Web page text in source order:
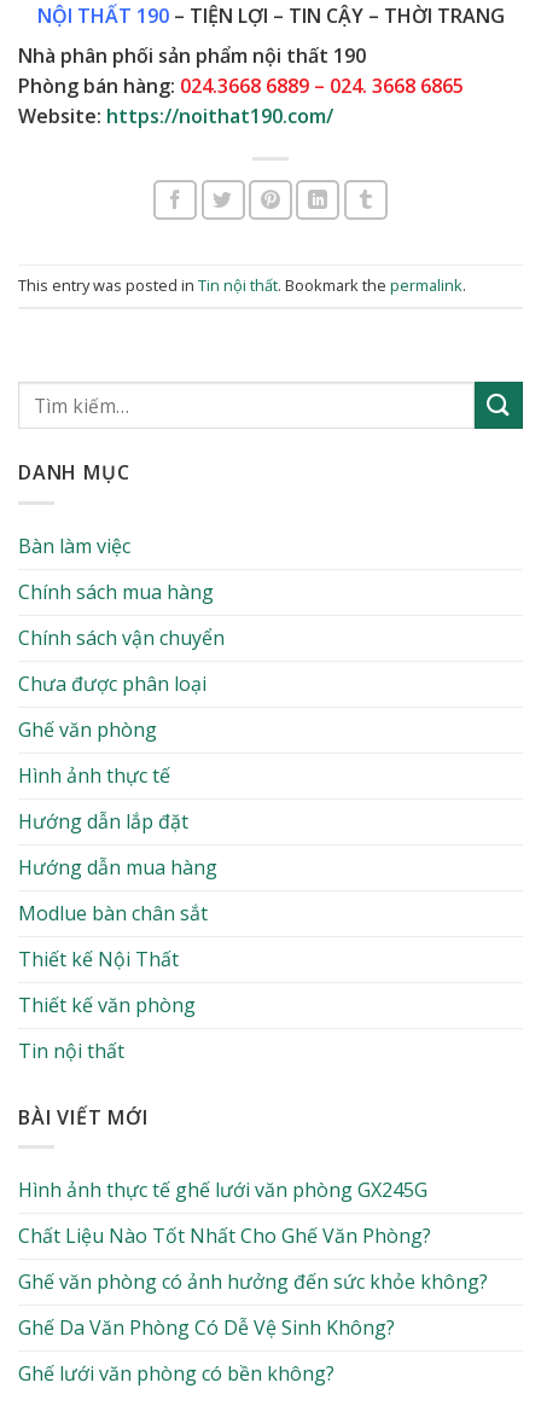
NỘI THẤT 190– TIỆN LỢI – TIN CẬY – THỜI TRANG
Nhà phân phối sản phẩm nội thất 190
Phòng bán hàng: 024.3668 6889 – 024. 3668 6865
Website: https://noithat190.com/
This entry was posted in Tin nội thất. Bookmark the permalink.
DANH MỤC
Bàn làm việc
Chính sách mua hàng
Chính sách vận chuyển
Chưa được phân loại
Ghế văn phòng
Hình ảnh thực tế
Hướng dẫn lắp đặt
Hướng dẫn mua hàng
Modlue bàn chân sắt
Thiết kế Nội Thất
Thiết kế văn phòng
Tin nội thất
BÀI VIẾT MỚI
Hình ảnh thực tế ghế lưới văn phòng GX245G
Chất Liệu Nào Tốt Nhất Cho Ghế Văn Phòng?
Ghế văn phòng có ảnh hưởng đến sức khỏe không?
Ghế Da Văn Phòng Có Dễ Vệ Sinh Không?
Ghế lưới văn phòng có bền không?